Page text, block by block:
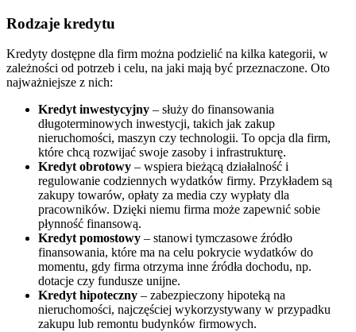
Rodzaje kredytu
Kredyty dostępne dla firm można podzielić na kilka kategorii, w
zależności od potrzeb i celu, na jaki mają być przeznaczone. Oto
najważniejsze z nich:
Kredyt inwestycyjny – służy do finansowania
długoterminowych inwestycji, takich jak zakup
nieruchomości, maszyn czy technologii. To opcja dla firm,
które chcą rozwijać swoje zasoby i infrastrukturę.
Kredyt obrotowy – wspiera bieżącą działalność i
regulowanie codziennych wydatków firmy. Przykładem są
zakupy towarów, opłaty za media czy wypłaty dla
pracowników. Dzięki niemu firma może zapewnić sobie
płynność finansową.
Kredyt pomostowy – stanowi tymczasowe źródło
finansowania, które ma na celu pokrycie wydatków do
momentu, gdy firma otrzyma inne źródła dochodu, np.
dotacje czy fundusze unijne.
Kredyt hipoteczny – zabezpieczony hipoteką na
nieruchomości, najczęściej wykorzystywany w przypadku
zakupu lub remontu budynków firmowych.